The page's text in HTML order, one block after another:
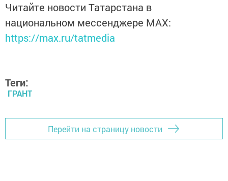
Читайте новости Татарстана в
национальном мессенджере MАХ:
https://max.ru/tatmedia
Теги:
ГРАНТ
Перейти на страницу новости